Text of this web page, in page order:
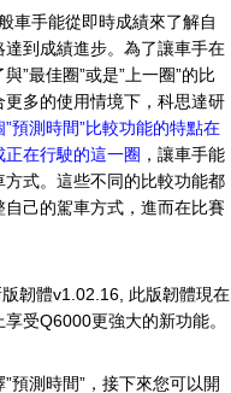
車手能從即時成績來了解自
到成績進步。為了讓車手在
”最佳圈”或是”上一圈”的比
多的使用情境下，科思達研
”預測時間”比較功能的特點在
在行駛的這一圈 ，讓車手能
式。這些不同的比較功能都
己的駕車方式，進而在比賽
韌體v1.02.16, 此版韌體現在
受Q6000更強大的新功能。
預測時間”，接下來您可以開